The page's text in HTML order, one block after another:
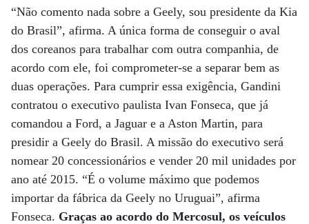
“Não comento nada sobre a Geely, sou presidente da Kia
do Brasil”, afirma. A única forma de conseguir o aval
dos coreanos para trabalhar com outra companhia, de
acordo com ele, foi comprometer-se a separar bem as
duas operações. Para cumprir essa exigência, Gandini
contratou o executivo paulista Ivan Fonseca, que já
comandou a Ford, a Jaguar e a Aston Martin, para
presidir a Geely do Brasil. A missão do executivo será
nomear 20 concessionários e vender 20 mil unidades por
ano até 2015. “É o volume máximo que podemos
importar da fábrica da Geely no Uruguai”, afirma
Fonseca. Graças ao acordo do Mercosul, os veículos